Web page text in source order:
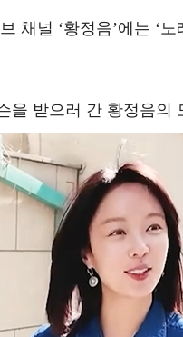
채널 ‘황정음’에는 ‘
을 받으러 간 황정음의